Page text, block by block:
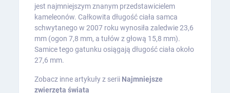
jest najmniejszym znanym przedstawicielem
kameleonów. Całkowita długość ciała samca
schwytanego w 2007 roku wynosiła zaledwie 23,6
mm (ogon 7,8 mm, a tułów z głową 15,8 mm).
Samice tego gatunku osiągają długość ciała około
27,6 mm.
Zobacz inne artykuły z serii Najmniejsze
zwierzęta świata